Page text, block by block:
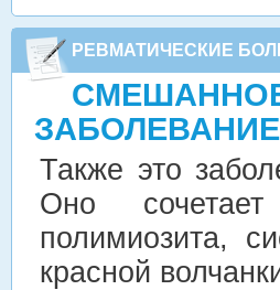
РЕВМАТИЧЕСКИЕ
ЗАБОЛЕВАНИЕ
Также это
Оно
полимиозита,
красной